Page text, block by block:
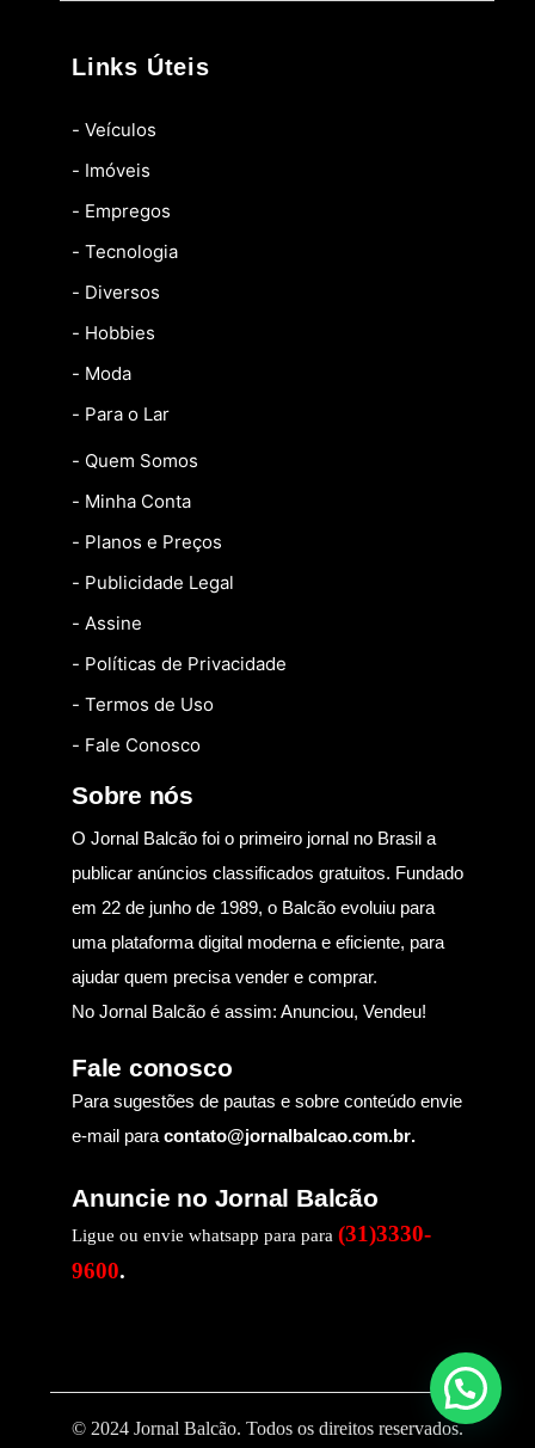
Links Úteis
- Veículos
- Imóveis
- Empregos
- Tecnologia
- Diversos
- Hobbies
- Moda
- Para o Lar
- Quem Somos
- Minha Conta
- Planos e Preços
- Publicidade Legal
- Assine
- Políticas de Privacidade
- Termos de Uso
- Fale Conosco
Sobre nós
O Jornal Balcão foi o primeiro jornal no Brasil a
publicar anúncios classificados gratuitos. Fundado
em 22 de junho de 1989, o Balcão evoluiu para
uma plataforma digital moderna e eficiente, para
ajudar quem precisa vender e comprar.
No Jornal Balcão é assim: Anunciou, Vendeu!
Fale conosco
Para sugestões de pautas e sobre conteúdo envie
e-mail para contato@jornalbalcao.com.br.
Anuncie no Jornal Balcão
Ligue ou envie whatsapp para para (31)3330-
9600.
© 2024 Jornal Balcão. Todos os direitos reservados.